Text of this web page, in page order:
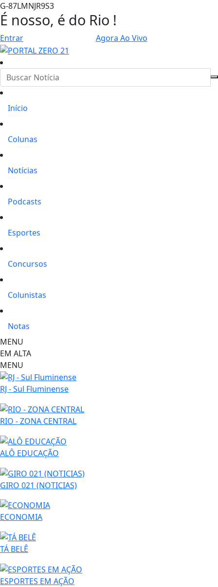
G-87LMNJR9S3
É nosso, é do Rio !
Entrar Agora Ao Vivo
Início
Colunas
Notícias
Podcasts
Esportes
Concursos
Colunistas
Notas
MENU
EM ALTA
MENU
RJ - Sul Fluminense
RIO - ZONA CENTRAL
ALÔ EDUCAÇÃO
GIRO 021 (NOTICIAS)
ECONOMIA
TÁ BELÊ
ESPORTES EM AÇÃO